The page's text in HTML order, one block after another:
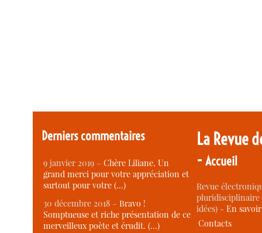
Derniers commentaires
9 janvier 2019 –Chère Liliane, Un
grand merci pour votre appréciation et
surtout pour votre (…)
30 décembre 2018 –Bravo !
Somptueuse et riche présentation de ce
merveilleux poète et érudit. (…)
La Revue
-Accueil
Revue
idées) -En
Contacts